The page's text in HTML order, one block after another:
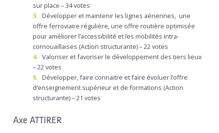
sur place – 34 votes
Développer et maintenir les lignes aériennes, une
offre ferroviaire régulière, une offre routière optimisée
pour améliorer l’accessibilité et les mobilités intra-
cornouaillaises (Action structurante) – 22 votes
Valoriser et favoriser le développement des tiers lieux
– 22 votes
Développer, faire connaitre et faire évoluer l’offre
d’enseignement supérieur et de formations (Action
structurante) – 21 votes
Axe ATTIRER